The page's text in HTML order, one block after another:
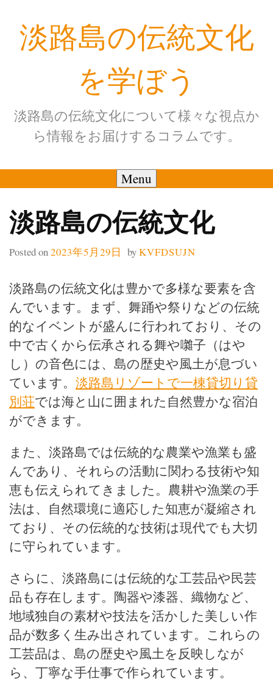
Skip
淡路島の伝統文化
を学ぼう
淡路島の伝統文化について様々な視点か
ら情報をお届けするコラムです。
Menu
淡路島の伝統文化
Posted on2023年5月29日 byKVFDSUJN
淡路島の伝統文化は豊かで多様な要素を含
んでいます。まず、舞踊や祭りなどの伝統
的なイベントが盛んに行われており、その
中で古くから伝承される舞や囃子（はや
し）の音色には、島の歴史や風土が息づい
ています。 淡路島リゾートで一棟貸切り貸
別荘では海と山に囲まれた自然豊かな宿泊
ができます。
また、淡路島では伝統的な農業や漁業も盛
んであり、それらの活動に関わる技術や知
恵も伝えられてきました。農耕や漁業の手
法は、自然環境に適応した知恵が凝縮され
ており、その伝統的な技術は現代でも大切
に守られています。
さらに、淡路島には伝統的な工芸品や民芸
品も存在します。陶器や漆器、織物など、
地域独自の素材や技法を活かした美しい作
品が数多く生み出されています。これらの
工芸品は、島の歴史や風土を反映しなが
ら、丁寧な手仕事で作られています。